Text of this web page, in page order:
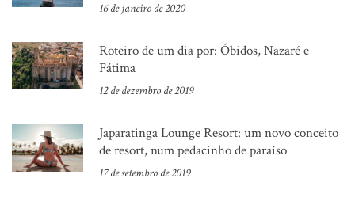
16 de janeiro de 2020
Roteiro de um dia por: Óbidos, Nazaré e
Fátima
12 de dezembro de 2019
Japaratinga Lounge Resort: um novo conceito
de resort, num pedacinho de paraíso
17 de setembro de 2019